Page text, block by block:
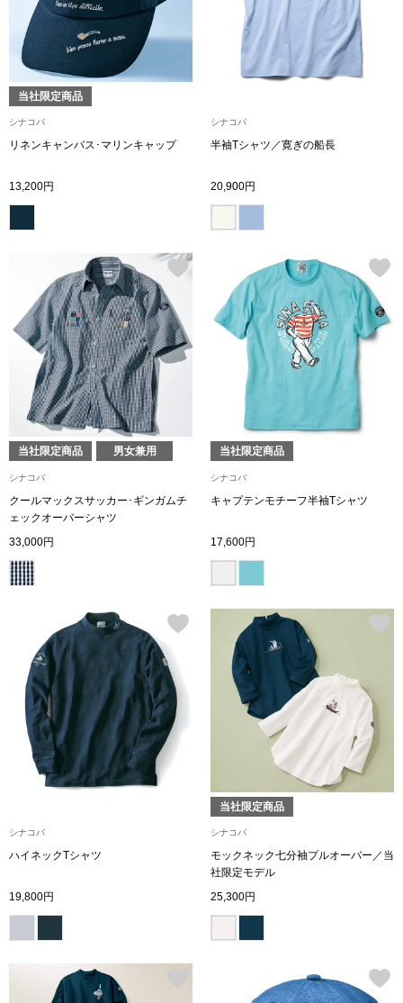
【特集】食彩倶楽部
ランド
Tシャツ／カッ
ポロシャツ
セーター
カーディガン
ベスト
シャツワンピ
チュニック
ボトムス
スカート
ショート･クロ
当社限定商品
シナコバ
リネンキャンバス･マリンキャップ
13,200円
シナコバ
半袖Tシャツ／寛ぎの船長
20,900円
当社限定商品 男女兼用
シナコバ
クールマックスサッカー･ギンガムチ
ェックオーバーシャツ
33,000円
当社限定商品
シナコバ
キャプテンモチーフ半袖Tシャツ
17,600円
シナコバ
ハイネックTシャツ
19,800円
当社限定商品
シナコバ
モックネック七分袖プルオーバー／当
社限定モデル
25,300円